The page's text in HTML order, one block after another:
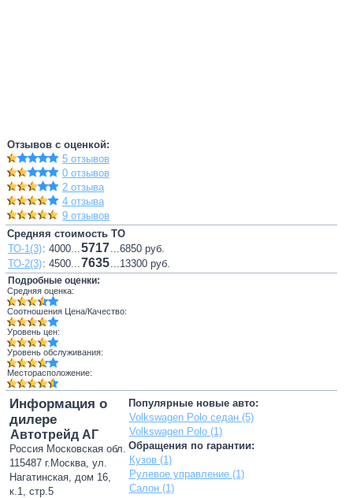
Отзывов с оценкой:
5 отзывов
0 отзывов
2 отзыва
4 отзыва
9 отзывов
Средняя стоимость ТО
ТО-1(3): 4000...5717...6850 руб.
ТО-2(3): 4500...7635...13300 руб.
Подробные оценки:
Средняя оценка:
Соотношения Цена/Качество:
Уровень цен:
Уровень обслуживания:
Месторасположение:
Популярные новые авто:
Volkswagen Polo седан (5)
Volkswagen Polo (1)
Обращения по гарантии:
Кузов (1)
Рулевое управление (1)
Салон (1)
Информация о
дилере
Автотрейд АГ
Россия Московская обл.
115487 г.Москва, ул.
Нагатинская, дом 16,
к.1, стр.5